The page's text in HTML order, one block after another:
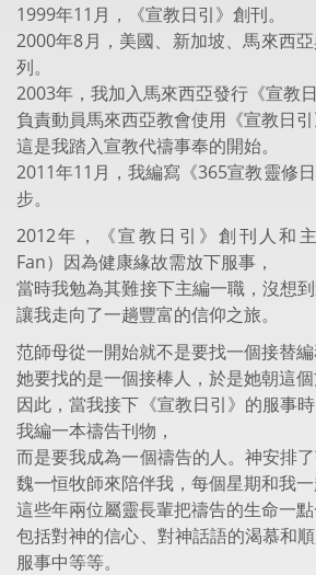
1999年11月，《宣教日引》創刊。
2000年8月，美國、新加坡、馬來西
列。
2003年，我加入馬來西亞發行《宣教
負責動員馬來西亞教會使用《宣教日引
這是我踏入宣教代禱事奉的開始。
2011年11月，我編寫《365宣教靈修
步。
2012年，《宣教日引》創刊人和
Fan）因為健康緣故需放下服事，
當時我勉為其難接下主編一職，沒想
讓我走向了一趟豐富的信仰之旅。
范師母從一開始就不是要找一個接替編
她要找的是一個接棒人，於是她朝這個
因此，當我接下《宣教日引》的服事
我編一本禱告刊物，
而是要我成為一個禱告的人。神安排
魏一恒牧師來陪伴我，每個星期和我一
這些年兩位屬靈長輩把禱告的生命一點
包括對神的信心、對神話語的渴慕和
服事中等等。